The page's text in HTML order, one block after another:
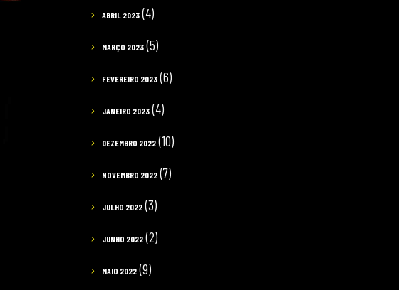
ABRIL 2023 (4)
MARÇO 2023 (5)
FEVEREIRO 2023 (6)
JANEIRO 2023 (4)
DEZEMBRO 2022 (10)
NOVEMBRO 2022 (7)
JULHO 2022 (3)
JUNHO 2022 (2)
MAIO 2022 (9)